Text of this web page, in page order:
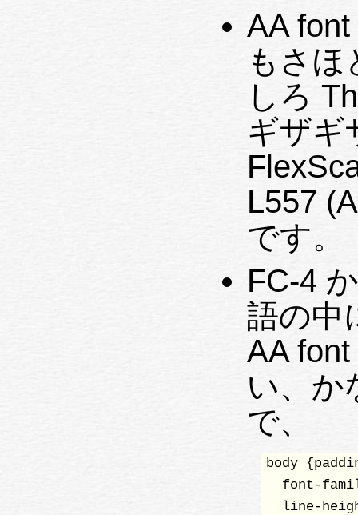
AA
もさほ
しろ
ギザギ
L557
です。
FC-4
語の中
AA
い、か
で、
body
font-
line-